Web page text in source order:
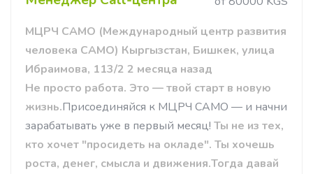
МЦРЧ САМО (Международный центр развития
человека САМО) Кыргызстан, Бишкек, улица
Ибраимова, 113/2 2 месяца назад
Не просто работа. Это — твой старт в новую
жизнь.Присоединяйся к МЦРЧ САМО — и начни
зарабатывать уже в первый месяц! Ты не из тех,
кто хочет "просидеть на окладе". Ты хочешь
роста, денег, смысла и движения.Тогда давай